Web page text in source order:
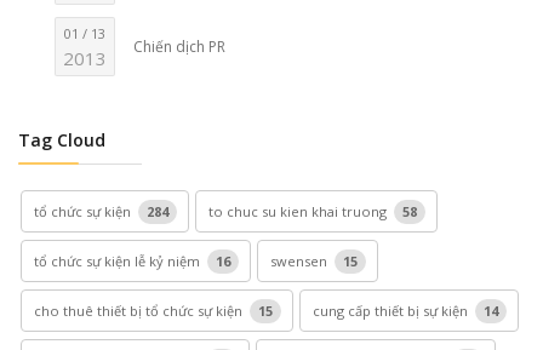
01 / 13
2013 Chiến dịch PR
Tag Cloud
tổ chức sự kiện 284 to chuc su kien khai truong 58
tổ chức sự kiện lễ kỷ niệm 16 swensen 15
cho thuê thiết bị tổ chức sự kiện 15 cung cấp thiết bị sự kiện 14